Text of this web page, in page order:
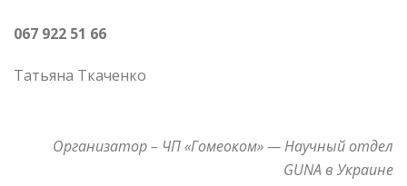
067 922 51 66
Татьяна Ткаченко
Организатор – ЧП «Гомеоком» — Научный отдел
GUNA в Украине